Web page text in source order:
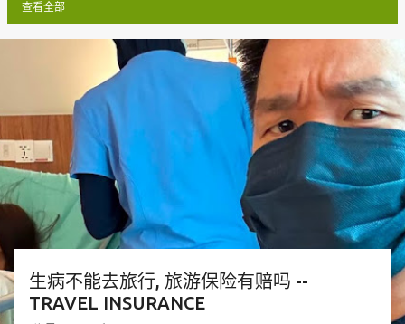
查看全部
生病不能去旅行, 旅游保险有赔吗 --
TRAVEL INSURANCE